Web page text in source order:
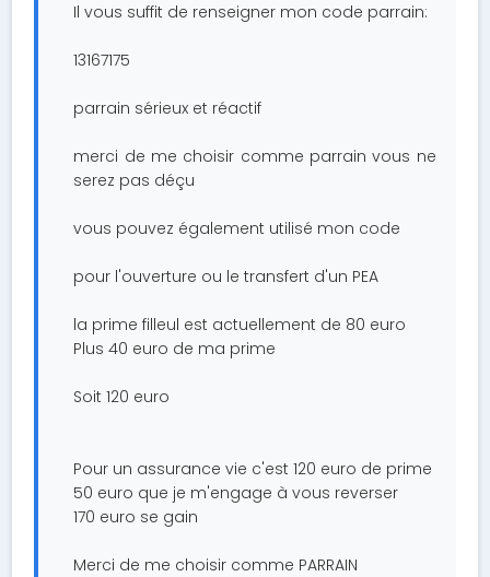
Il vous suffit de renseigner mon code parrain:
13167175
parrain sérieux et réactif
merci de me choisir comme parrain vous ne
serez pas déçu
vous pouvez également utilisé mon code
pour l'ouverture ou le transfert d'un PEA
la prime filleul est actuellement de 80 euro
Plus 40 euro de ma prime
Soit 120 euro
Pour un assurance vie c'est 120 euro de prime
50 euro que je m'engage à vous reverser
170 euro se gain
Merci de me choisir comme PARRAIN